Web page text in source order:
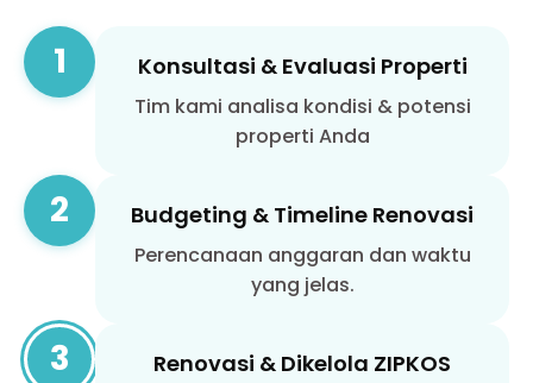
1 Konsultasi & Evaluasi Properti
Tim kami analisa kondisi & potensi
properti Anda
2 Budgeting & Timeline Renovasi
Perencanaan anggaran dan waktu
yang jelas.
3 Renovasi & Dikelola ZIPKOS